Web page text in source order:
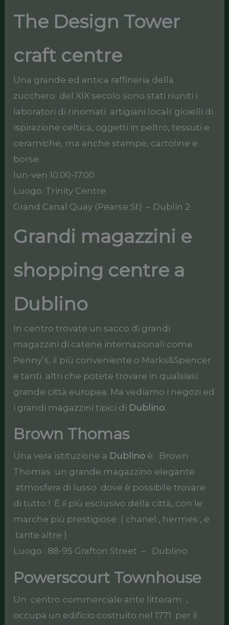
The Design Tower
craft centre
Una grande ed antica raffineria della
zucchero del XIX secolo sono stati riuniti i
laboratori di rinomati artigiani locali: gioielli di
ispirazione celtica, oggetti in peltro, tessuti e
ceramiche, ma anche stampe, cartoline e
borse.
lun-ven 10.00-17.00
Luogo :Trinity Centre
Grand Canal Quay (Pearse St) – Dublin 2
Grandi magazzini e
shopping centre a
Dublino
In centro trovate un sacco di grandi
magazzini di catene internazionali come
Penny’s, il più conveniente o Marks&Spencer
e tanti altri che potete trovare in qualsiasi
grande città europea. Ma vediamo i negozi ed
i grandi magazzini tipici di Dublino.
Brown Thomas
Una vera istituzione a Dublino è Brown
Thomas un grande magazzino elegante
atmosfera di lusso dove è possibile trovare
di tutto ! È il più esclusivo della città, con le
marche più prestigiose ( chanel , hermes , e
tante altre )
Luogo : 88-95 Grafton Street – Dublino
Powerscourt Townhouse
Un centro commerciale ante litteram ,
occupa un edificio costruito nel 1771 per il